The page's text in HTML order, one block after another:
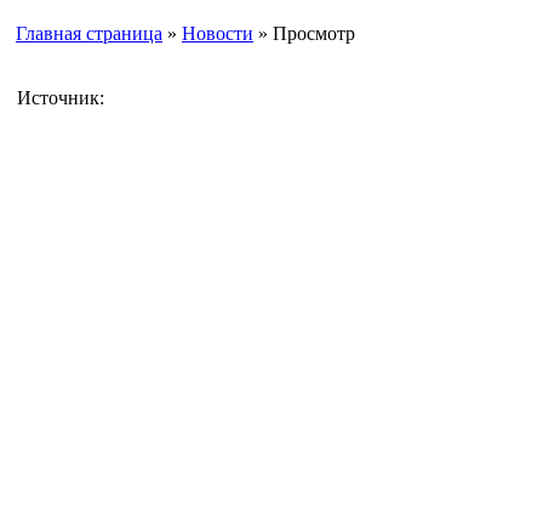
Главная страница » Новости » Просмотр
Источник: